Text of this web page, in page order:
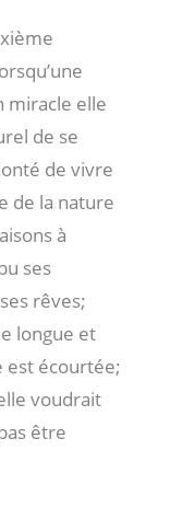
miracle elle
de se
de vivre
de la nature
à
ses
rêves;
longue et
est écourtée;
voudrait
être